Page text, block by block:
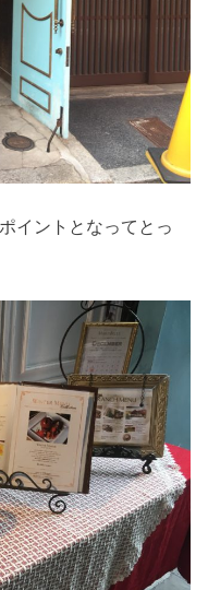
イントとなってとっ